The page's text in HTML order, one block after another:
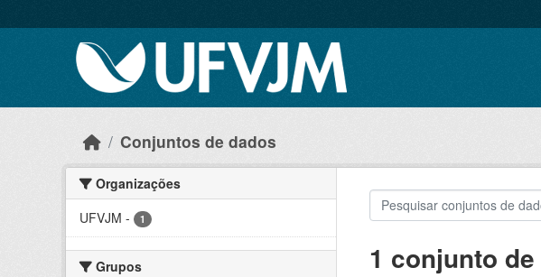
Conjuntos de dados
Organizações
UFVJM - 1
Grupos
1 conjunto